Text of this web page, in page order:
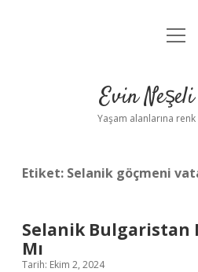
Anasayfa
Yasal
Evin
Yaşam alanlarına
Etiket: Selanik göçmeni
Selanik Bulgaristan
Mı
Tarih: Ekim 2, 2024